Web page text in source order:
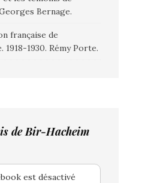
Bernage.
française de
1918-1930. Rémy Porte.
de Bir-Hacheim
est désactivé